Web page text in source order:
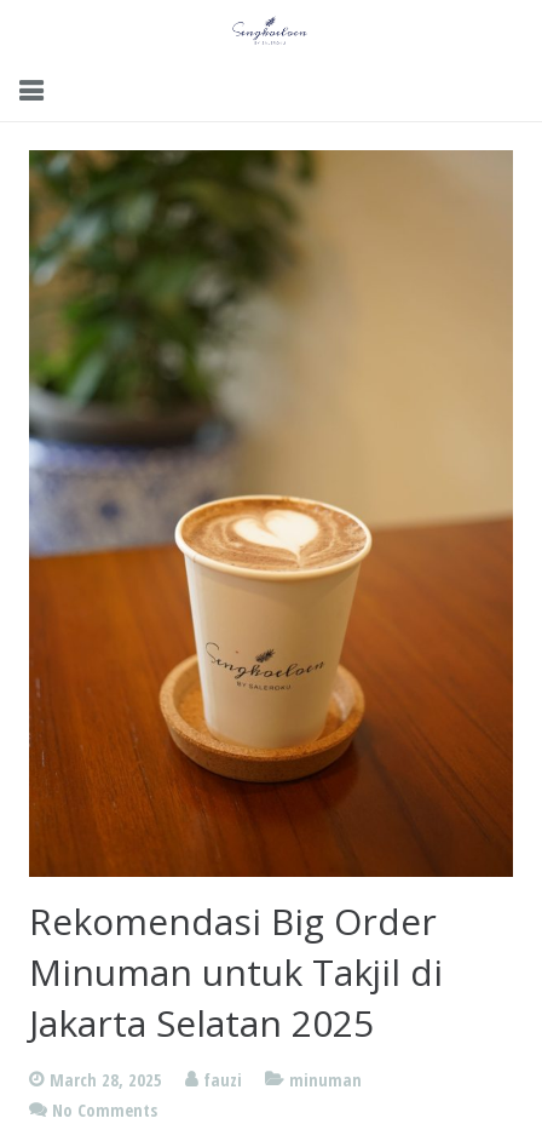
Menu
Gallery
Contact Us
Kemitraan
Career
Rekomendasi Big Order
Minuman untuk Takjil di
Jakarta Selatan 2025
March 28, 2025 fauzi
minuman
No Comments